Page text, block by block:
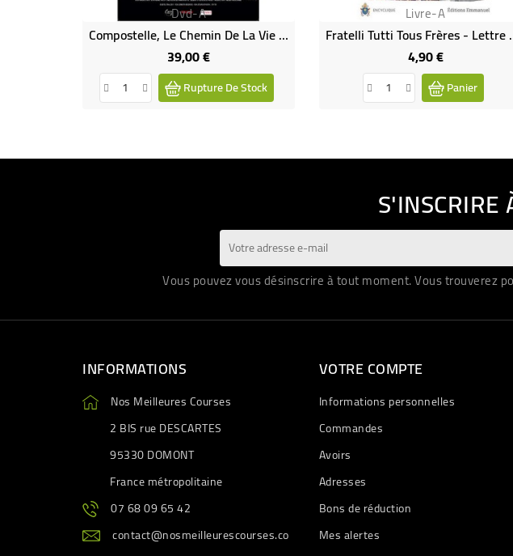
Dvd-A
Compostelle, Le Chemin De La Vie (rare - Épuisé)
39,00 €Prix
Rupture De Stock
Livre-A
Fratelli Tutti Tous
4,90 €Prix
Panier
S'INSCRIRE
Vous pouvez vous désinscrire à tout moment. Vous trouverez
INFORMATIONS
Nos Meilleures Courses
2 BIS rue DESCARTES
95330 DOMONT
France métropolitaine
07 68 09 65 42
contact@nosmeilleurescourses.co
VOTRE COMPTE
Informations personnelles
Commandes
Avoirs
Adresses
Bons de réduction
Mes alertes